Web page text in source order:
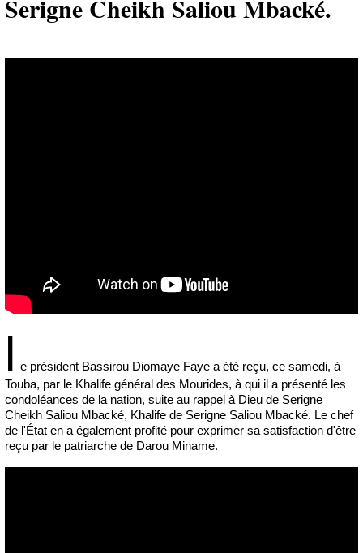
Serigne Cheikh Saliou Mbacké.
l e président Bassirou Diomaye Faye a été reçu, ce samedi, à
Touba, par le Khalife général des Mourides, à qui il a présenté les
condoléances de la nation, suite au rappel à Dieu de Serigne
Cheikh Saliou Mbacké, Khalife de Serigne Saliou Mbacké. Le chef
de l'État en a également profité pour exprimer sa satisfaction d'être
reçu par le patriarche de Darou Miname.